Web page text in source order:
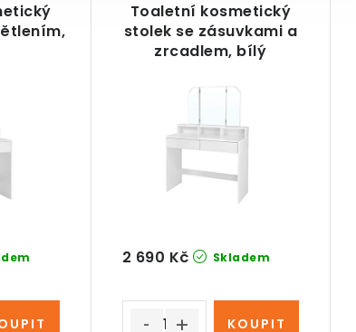
Toaletní kosmetický
stolek se zásuvkami a
zrcadlem, bílý
Skladem
2 690 Kč